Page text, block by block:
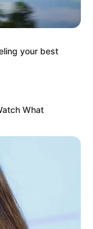
your best
What